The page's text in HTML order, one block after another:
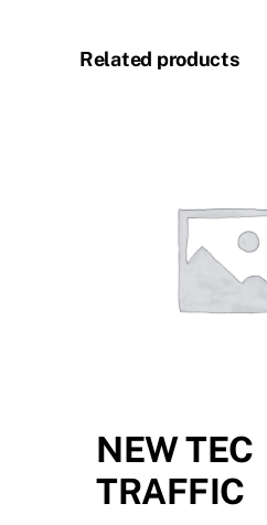
Related products
NEW TEC
TRAFFIC